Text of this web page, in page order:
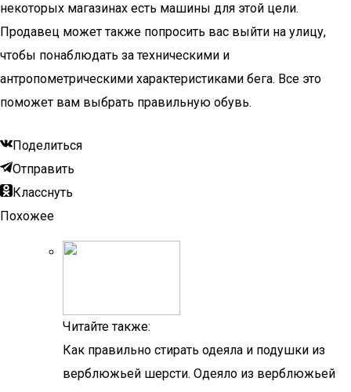
некоторых магазинах есть машины для этой цели.
Продавец может также попросить вас выйти на улицу,
чтобы понаблюдать за техническими и
антропометрическими характеристиками бега. Все это
поможет вам выбрать правильную обувь.
Поделиться
Отправить
Класснуть
Похожее
Читайте также:
Как правильно стирать одеяла и подушки из
верблюжьей шерсти. Одеяло из верблюжьей